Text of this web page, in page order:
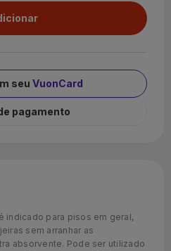
seu VuonCard
pagamento
indicado para pisos em geral,
sem arranhar as
absorvente. Pode ser utilizado